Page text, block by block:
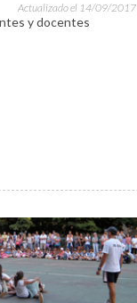
Actualizado el 14/09/2017
y docentes